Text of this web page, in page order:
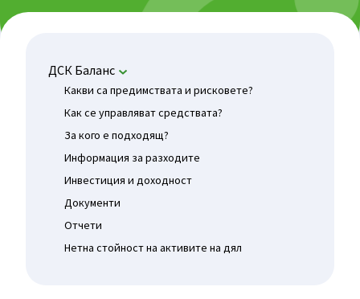
ДСК Баланс
Какви са предимствата и рисковете?
Как се управляват средствата?
За кого е подходящ?
Информация за разходите
Инвестиция и доходност
Документи
Отчети
Нетна стойност на активите на дял